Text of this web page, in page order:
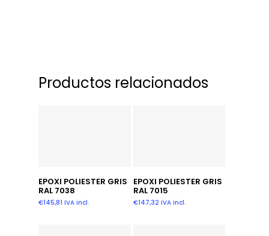
Productos relacionados
Leer Más
EPOXI POLIESTER GRIS
RAL 7038
€145,81 IVA incl.
Añadir Al Carrito
EPOXI POLIESTER GRIS
RAL 7015
€147,32 IVA incl.